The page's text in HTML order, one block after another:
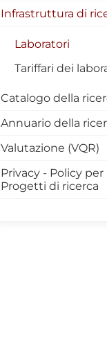
Ingegneria
dell'informazione
PRIN
Progetto Pon-
Progetto MITIGO
Progetto DECOST
Borse di ricerca
Assegni di ricerca
Infrastruttura di
Laboratori
Tariffari dei
Catalogo della
Annuario della
Valutazione (VQR)
Privacy - Policy per
Progetti di ricerca